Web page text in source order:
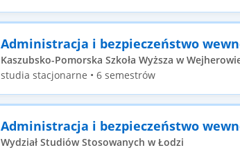
Administracja i bezpieczeństwo
Kaszubsko-Pomorska Szkoła Wyższa w
studia stacjonarne • 6 semestrów
Administracja i bezpieczeństwo
Wydział Studiów Stosowanych w Łodzi